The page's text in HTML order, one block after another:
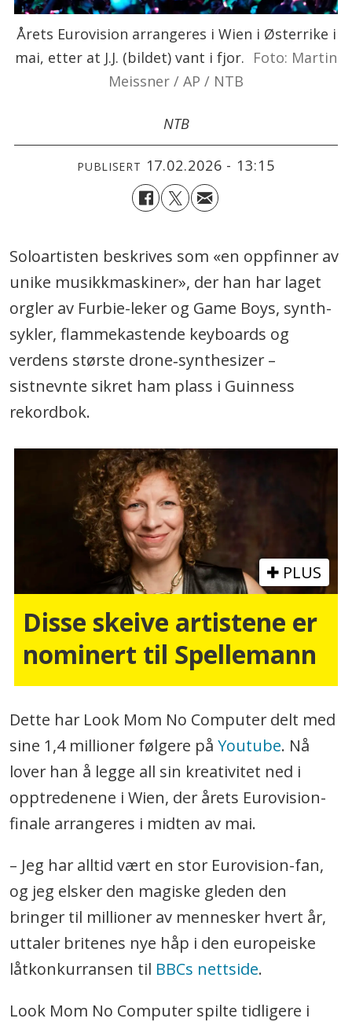
Årets Eurovision arrangeres i Wien i Østerrike i
mai, etter at J.J. (bildet) vant i fjor. Foto: Martin
Meissner / AP / NTB
NTB
PUBLISERT 17.02.2026 - 13:15
Soloartisten beskrives som «en oppfinner av
unike musikkmaskiner», der han har laget
orgler av Furbie-leker og Game Boys, synth-
sykler, flammekastende keyboards og
verdens største drone‑synthesizer –
sistnevnte sikret ham plass i Guinness
rekordbok.
PLUS
Disse skeive artistene er
nominert til Spellemann
Dette har Look Mom No Computer delt med
sine 1,4 millioner følgere på Youtube. Nå
lover han å legge all sin kreativitet ned i
opptredenene i Wien, der årets Eurovision-
finale arrangeres i midten av mai.
– Jeg har alltid vært en stor Eurovision-fan,
og jeg elsker den magiske gleden den
bringer til millioner av mennesker hvert år,
uttaler britenes nye håp i den europeiske
låtkonkurransen til BBCs nettside.
Look Mom No Computer spilte tidligere i